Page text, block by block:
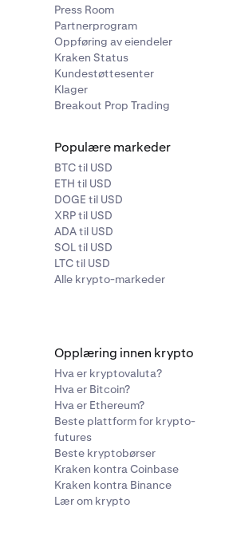
Press Room
Partnerprogram
Oppføring av eiendeler
Kraken Status
Kundestøttesenter
Klager
Breakout Prop Trading
Populære markeder
BTC til USD
ETH til USD
DOGE til USD
XRP til USD
ADA til USD
SOL til USD
LTC til USD
Alle krypto-markeder
Opplæring innen krypto
Hva er kryptovaluta?
Hva er Bitcoin?
Hva er Ethereum?
Beste plattform for krypto-
futures
Beste kryptobørser
Kraken kontra Coinbase
Kraken kontra Binance
Lær om krypto